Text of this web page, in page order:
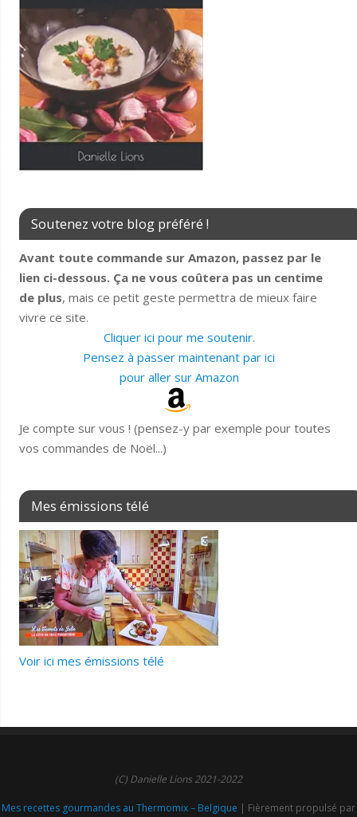
Soutenez votre blog préféré !
Avant toute commande sur Amazon, passez par le
lien ci-dessous. Ça ne vous coûtera pas un centime
de plus, mais ce petit geste permettra de mieux faire
vivre ce site.
Cliquer ici pour me soutenir.
Pensez à passer maintenant par ici
pour aller sur Amazon
Je compte sur vous ! (pensez-y par exemple pour toutes
vos commandes de Noël...)
Mes émissions télé
Voir ici mes émissions télé
(C) Danielle Lions 2021-2022
Mes recettes gourmandes au Thermomix – Belgique | Fièrement propulsé par